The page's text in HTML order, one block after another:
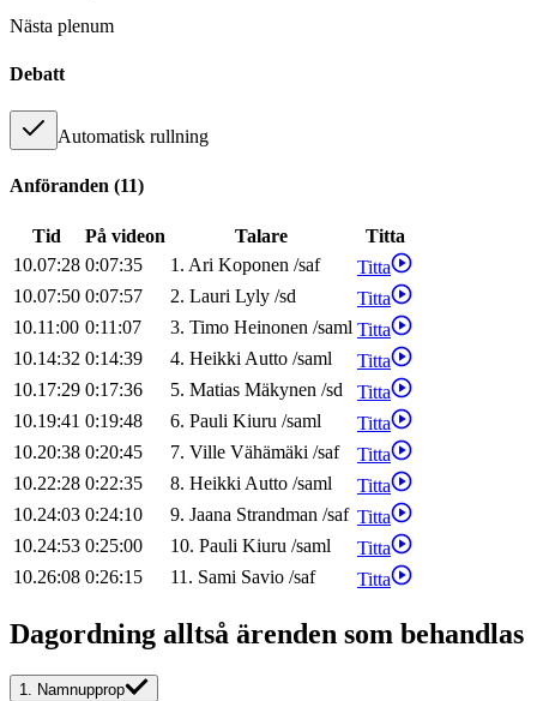
Nästa plenum
Debatt
Automatisk rullning
Anföranden (11)
Tid På videon Talare
Titta
10.07:28 0:07:35 1. Ari Koponen /saf
Titta
10.07:50 0:07:57 2. Lauri Lyly /sd
Titta
10.11:00 0:11:07 3. Timo Heinonen /saml Titta
10.14:32 0:14:39 4. HeikkiAutto /saml
Titta
10.17:29 0:17:36 5. Matias Mäkynen /sd
Titta
10.19:41 0:19:48 6. Pauli Kiuru /saml
Titta
10.20:38 0:20:45 7. Ville Vähämäki /saf
Titta
10.22:28 0:22:35 8. HeikkiAutto /saml
Titta
10.24:03 0:24:10 9. Jaana Strandman /saf Titta
10.24:53 0:25:00 10. Pauli Kiuru /saml
Titta
10.26:08 0:26:15 11. Sami Savio /saf Titta
Dagordning alltså ärenden som behandlas
1. Namnupprop